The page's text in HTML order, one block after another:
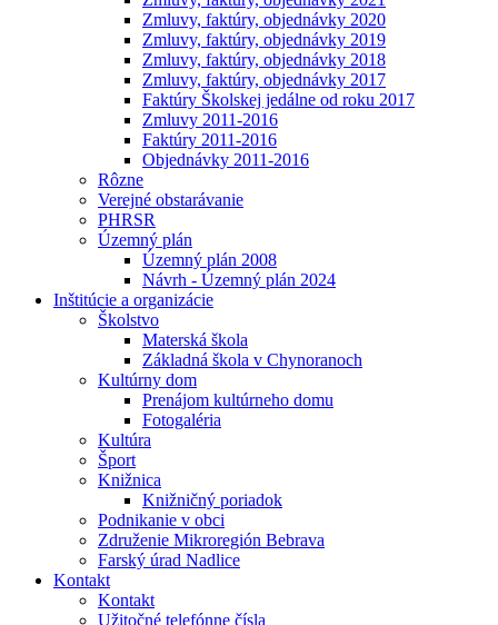
Zmluvy, faktúry, objednávky 2020
Zmluvy, faktúry, objednávky 2019
Zmluvy, faktúry, objednávky 2018
Zmluvy, faktúry, objednávky 2017
Faktúry Školskej jedálne od roku 2017
Zmluvy 2011-2016
Faktúry 2011-2016
Objednávky 2011-2016
Rôzne
Verejné obstarávanie
PHRSR
Územný plán
Územný plán 2008
Návrh - Územný plán 2024
Inštitúcie a organizácie
Školstvo
Materská škola
Základná škola v Chynoranoch
Kultúrny dom
Prenájom kultúrneho domu
Fotogaléria
Kultúra
Šport
Knižnica
Knižničný poriadok
Podnikanie v obci
Združenie Mikroregión Bebrava
Farský úrad Nadlice
Kontakt
Kontakt
Užitočné telefónne čísla